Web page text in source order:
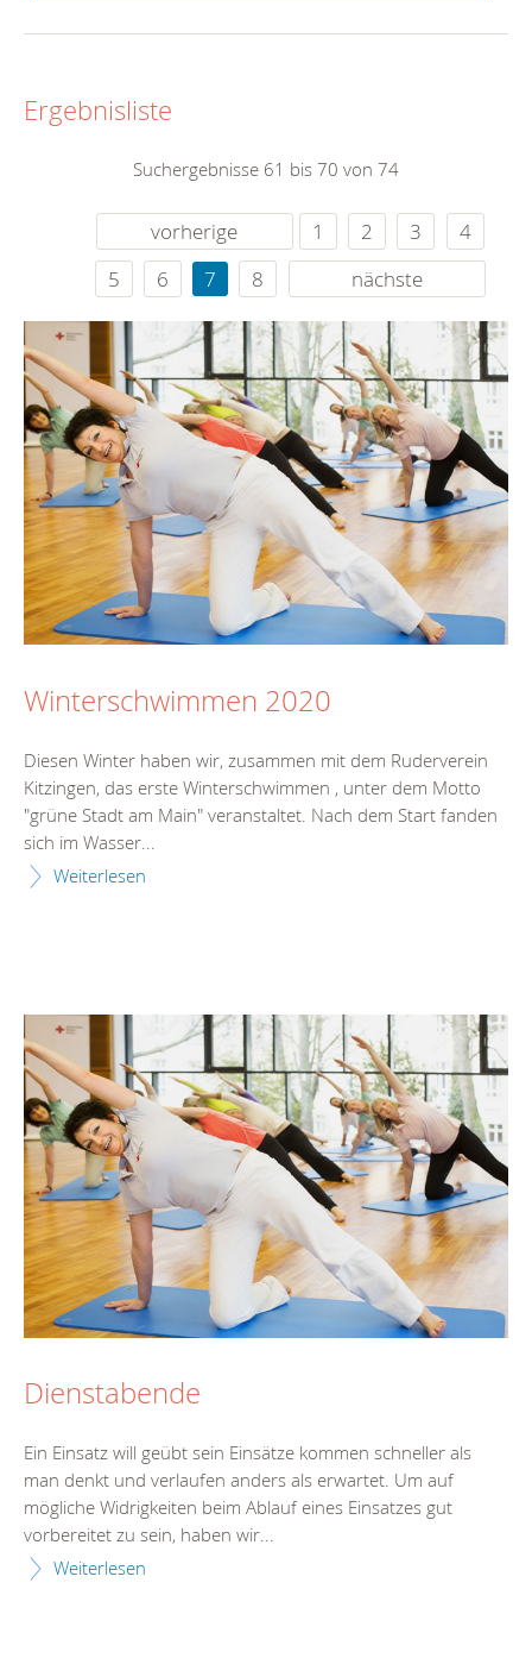
Ergebnisliste
Suchergebnisse 61 bis 70 von 74
vorherige 1 2 3
4
5
6 7 8 nächste
Winterschwimmen 2020
Diesen Winter haben wir, zusammen mit dem Ruderverein
Kitzingen, das erste Winterschwimmen , unter dem Motto
"grüne Stadt am Main" veranstaltet. Nach dem Start fanden
sich im Wasser...
Weiterlesen
Dienstabende
Ein Einsatz will geübt sein Einsätze kommen schneller als
man denkt und verlaufen anders als erwartet. Um auf
mögliche Widrigkeiten beim Ablauf eines Einsatzes gut
vorbereitet zu sein, haben wir...
Weiterlesen